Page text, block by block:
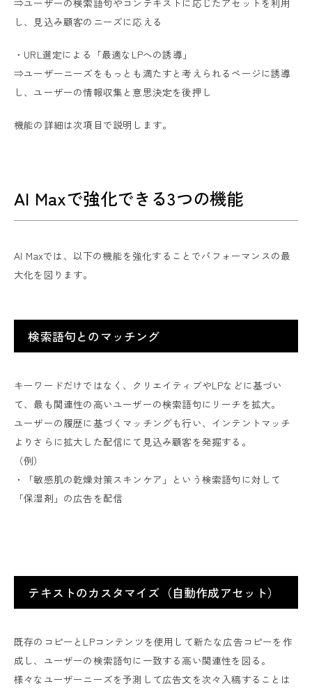
し、見込み顧客のニーズに応える
・URL選定による「最適なLPへの誘導」
⇒ユーザーニーズをもっとも満たすと考えられるページに誘導
し、ユーザーの情報収集と意思決定を後押し
機能の詳細は次項目で説明します。
AI Maxで強化できる3つの機能
AI Maxでは、以下の機能を強化することでパフォーマンスの最
大化を図ります。
検索語句とのマッチング
キーワードだけではなく、クリエイティブやLPなどに基づい
て、最も関連性の高いユーザーの検索語句にリーチを拡大。
ユーザーの履歴に基づくマッチングも行い、インテントマッチ
よりさらに拡大した配信にて見込み顧客を発掘する。
（例）
・「敏感肌の乾燥対策スキンケア」という検索語句に対して
「保湿剤」の広告を配信
テキストのカスタマイズ（自動作成アセット）
既存のコピーとLPコンテンツを使用して新たな広告コピーを作
成し、ユーザーの検索語句に一致する高い関連性を図る。
様々なユーザーニーズを予測して広告文を次々入稿することは